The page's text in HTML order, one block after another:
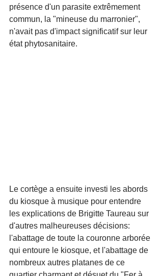
présence d'un parasite extrêmement
commun, la "mineuse du marronier",
n'avait pas d'impact significatif sur leur
état phytosanitaire.
Le cortège a ensuite investi les abords
du kiosque à musique pour entendre
les explications de Brigitte Taureau sur
d'autres malheureuses décisions:
l'abattage de toute la couronne arborée
qui entoure le kiosque, et l'abattage de
nombreux autres platanes de ce